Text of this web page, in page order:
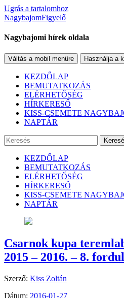
Ugrás a tartalomhoz
NagybajomFigyelő
Nagybajomi hírek oldala
Váltás a mobil menüre Használja a
KEZDŐLAP
BEMUTATKOZÁS
ELÉRHETŐSÉG
HÍRKERESŐ
KISS-CSEMETE
NAPTÁR
KEZDŐLAP
BEMUTATKOZÁS
ELÉRHETŐSÉG
HÍRKERESŐ
KISS-CSEMETE
NAPTÁR
Csarnok kupa
2015 – 2016. – 8.
Szerző: Kiss Zoltán
Dátum: 2016-01-27